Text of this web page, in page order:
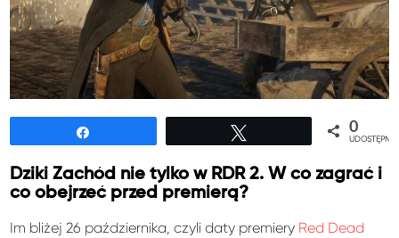
0
Dziki Zachód nie tylko w RDR 2. W co zagrać i
co obejrzeć przed premierą?
Im bliżej 26 października, czyli daty premiery Red Dead